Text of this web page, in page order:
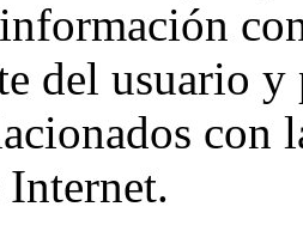
del usuario
con